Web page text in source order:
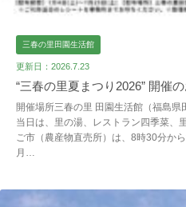
三春の里田園生活館
更新日：2026.7.23
“三春の里夏まつり2026” 開催
開催場所三春の里 田園生活館（福島県
当日は、里の湯、レストラン四季菜、
ご市（農産物直売所）は、8時30分か
月…